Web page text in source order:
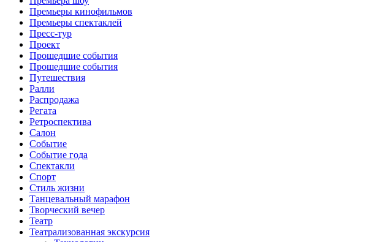
Премьеры кинофильмов
Премьеры спектаклей
Пресс-тур
Проект
Прошедшие события
Прошедшие события
Путешествия
Ралли
Распродажа
Регата
Ретроспектива
Салон
Событие
Событие года
Спектакли
Спорт
Стиль жизни
Танцевальный марафон
Творческий вечер
Театр
Театрализованная экскурсия